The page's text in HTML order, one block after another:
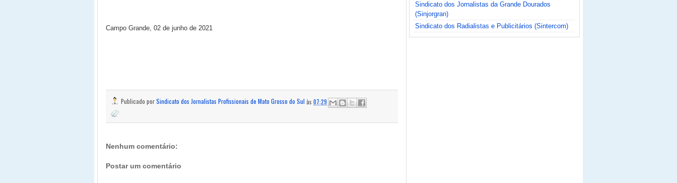
Campo Grande, 02 de junho de 2021
Publicado porSindicato dos Jornalistas Profissionais de Mato Grosso do Sul às 07:29
Nenhum comentário:
Postar um comentário
Sindicato dos Jornalistas da Grande Dourados
(Sinjorgran)
Sindicato dos Radialistas e Publicitários (Sintercom)